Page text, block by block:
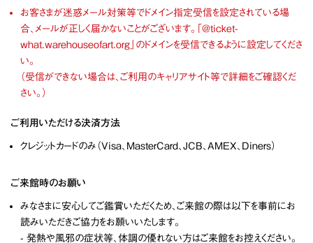
お客さまが迷惑メール対策等でドメイン指定受信を設定されている場
合、メールが正しく届かないことがございます。「@ticket-
what.warehouseofart.org」のドメインを受信できるように設定してくださ
い。
（受信ができない場合は、ご利用のキャリアサイト等で詳細をご確認くだ
さい。）
ご利用いただける決済方法
クレジットカードのみ（Visa、MasterCard、JCB、AMEX、Diners）
ご来館時のお願い
みなさまに安心してご鑑賞いただくため、ご来館の際は以下を事前にお
読みいただきご協力をお願いいたします。
- 発熱や風邪の症状等、体調の優れない方はご来館をお控えください。